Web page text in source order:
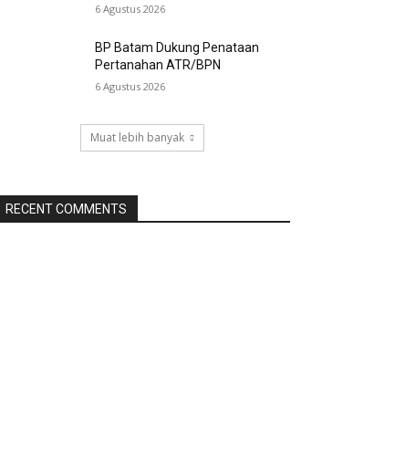
6 Agustus 2026
BP Batam Dukung Penataan
Pertanahan ATR/BPN
6 Agustus 2026
Muat lebih banyak
RECENT COMMENTS